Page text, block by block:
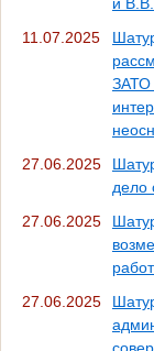
11.07.2025
27.06.2025
дело
27.06.2025
27.06.2025